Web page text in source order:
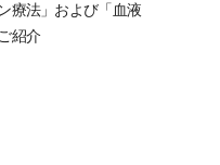
療法」および「血液
紹介